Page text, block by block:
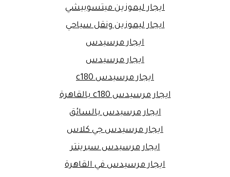
ايجار ليموزين ميتسوبيشي
ايجار ليموزين ونقل سياحي
ايجار مرسيدس
ايجار مرسيدس
ايجار مرسيدس c180
ايجار مرسيدس c180 بالقاهرة
ايجار مرسيدس بالسائق
ايجار مرسيدس جي كلاس
ايجار مرسيدس سبرينتر
ايجار مرسيدس في القاهرة